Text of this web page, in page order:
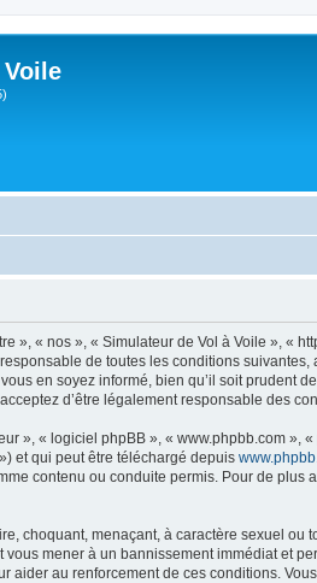
», « nos », « Simulateur de Vol à Voile », «
de toutes les conditions
en soyez informé, bien qu’il soit prudent
d’être légalement responsable des
», « logiciel phpBB », « www.phpbb.com »,
et qui peut être téléchargé depuis
contenu ou conduite permis. Pour de
choquant, menaçant, à caractère sexuel
mener à un bannissement immédiat et
au renforcement de ces conditions.